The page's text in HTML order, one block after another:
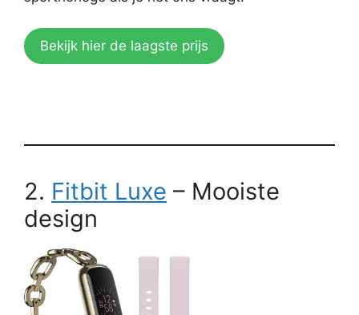
Bekijk hier de laagste prijs
2. Fitbit Luxe – Mooiste
design